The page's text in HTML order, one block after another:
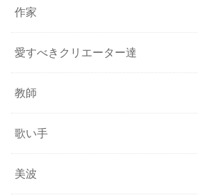
作家
愛すべきクリエーター達
教師
歌い手
美波